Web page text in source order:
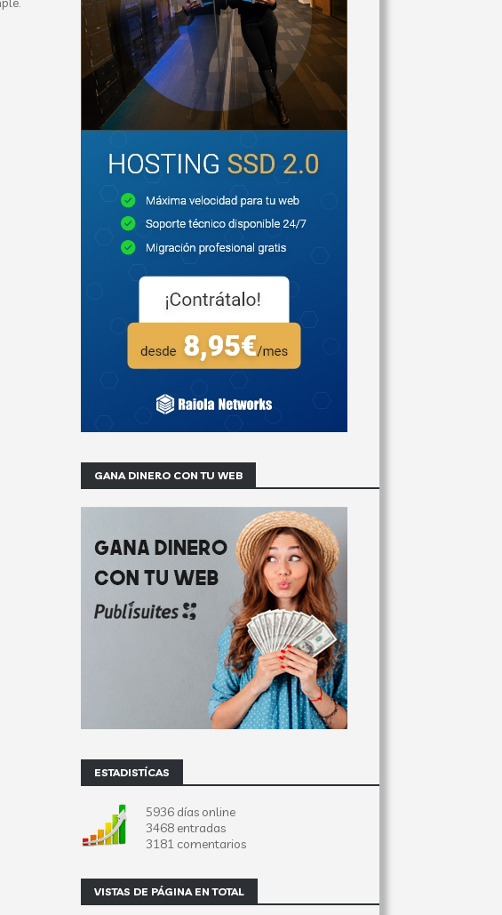
GANA DINERO CON TU WEB
ESTADISTÍCAS
5936 días online
3468 entradas
3181 comentarios
VISTAS DE PÁGINA EN TOTAL